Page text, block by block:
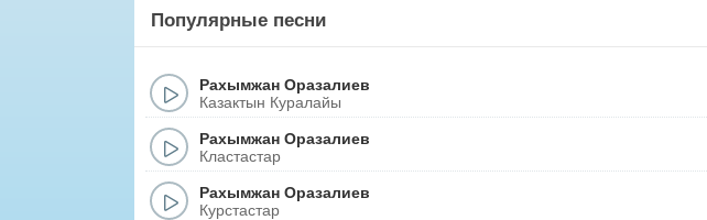
Популярные песни
Рахымжан Оразалиев
Казактын Куралайы
Рахымжан Оразалиев
Кластастар
Рахымжан Оразалиев
Курстастар